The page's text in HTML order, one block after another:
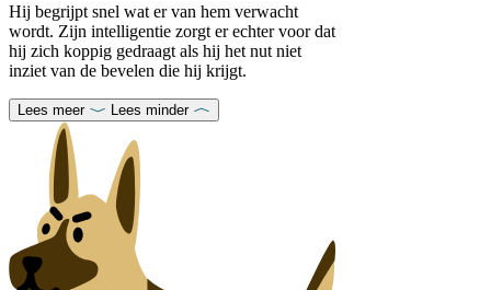
Hij begrijpt snel wat er van hem verwacht
wordt. Zijn intelligentie zorgt er echter voor dat
hij zich koppig gedraagt ​​als hij het nut niet
inziet van de bevelen die hij krijgt.
Lees meer Lees minder